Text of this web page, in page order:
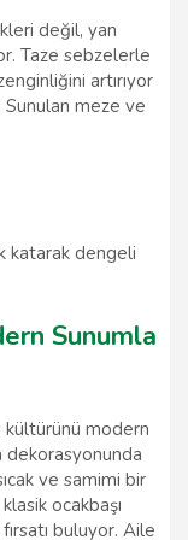
değil, yan
Taze sebzelerle
artırıyor
meze ve
katarak dengeli
Sunumla
kültürünü modern
dekorasyonunda
ve samimi bir
ocakbaşı
buluyor. Aile